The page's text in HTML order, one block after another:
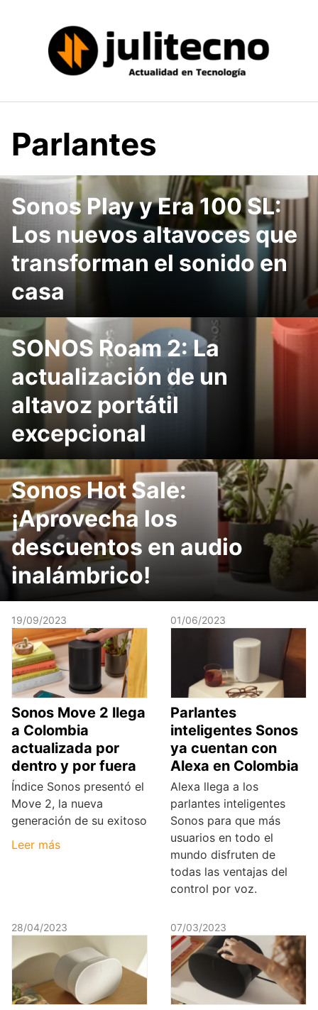
contenido
Parlantes
Sonos Play y Era 100 SL:
Los nuevos altavoces que
transforman el sonido en
casa
SONOS Roam 2: La
actualización de un
altavoz portátil
excepcional
Sonos Hot Sale:
¡Aprovecha los
descuentos en audio
inalámbrico!
19/09/2023
Sonos Move 2 llega
a Colombia
actualizada por
dentro y por fuera
Índice Sonos presentó el
Move 2, la nueva
generación de su exitoso
Leer más
01/06/2023
Parlantes
inteligentes Sonos
ya cuentan con
Alexa en Colombia
Alexa llega a los
parlantes inteligentes
Sonos para que más
usuarios en todo el
mundo disfruten de
todas las ventajas del
control por voz.
28/04/2023 07/03/2023